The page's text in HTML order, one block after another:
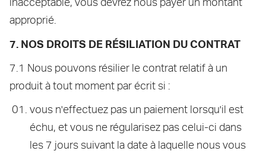
approprié.
7. NOS DROITS DE RÉSILIATION DU CONTRAT
7.1 Nous pouvons résilier le contrat relatif à un
produit à tout moment par écrit si :
vous n'effectuez pas un paiement lorsqu'il est
échu, et vous ne régularisez pas celui-ci dans
les 7 jours suivant la date à laquelle nous vous